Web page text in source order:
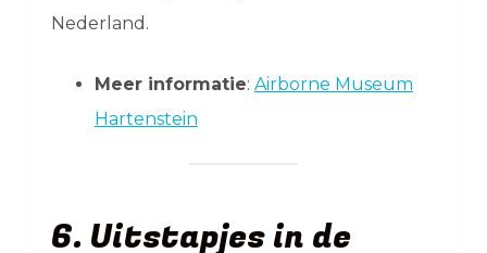
Nederland.
Meer informatie: Airborne Museum
Hartenstein
6. Uitstapjes in de